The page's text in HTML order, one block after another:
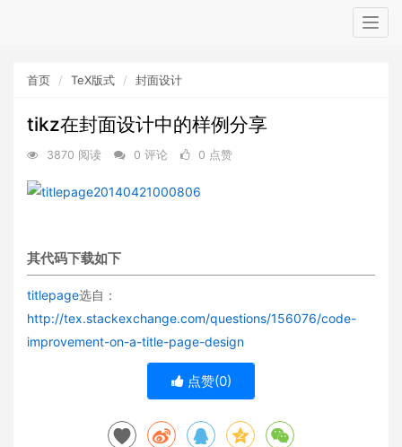
首页 TeX版式 封面设计
tikz在封面设计中的样例分享
3870 阅读 0 评论 0 点赞
其代码下载如下
titlepage选自：
http://tex.stackexchange.com/questions/156076/code-
improvement-on-a-title-page-design
点赞(0)